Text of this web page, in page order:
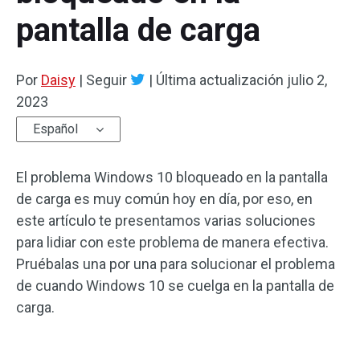
pantalla de carga
Por Daisy | Seguir | Última actualización julio 2,
2023
Español
El problema Windows 10 bloqueado en la pantalla
de carga es muy común hoy en día, por eso, en
este artículo te presentamos varias soluciones
para lidiar con este problema de manera efectiva.
Pruébalas una por una para solucionar el problema
de cuando Windows 10 se cuelga en la pantalla de
carga.